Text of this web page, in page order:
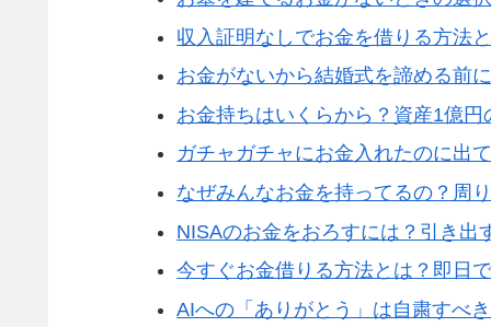
収入証明なしでお金を借りる方法
お金がないから結婚式を諦める前
お金持ちはいくらから？資産1億
ガチャガチャにお金入れたのに出
なぜみんなお金を持ってるの？周
NISAのお金をおろすには？引き出
今すぐお金借りる方法とは？即日
AIへの「ありがとう」は自粛すべ